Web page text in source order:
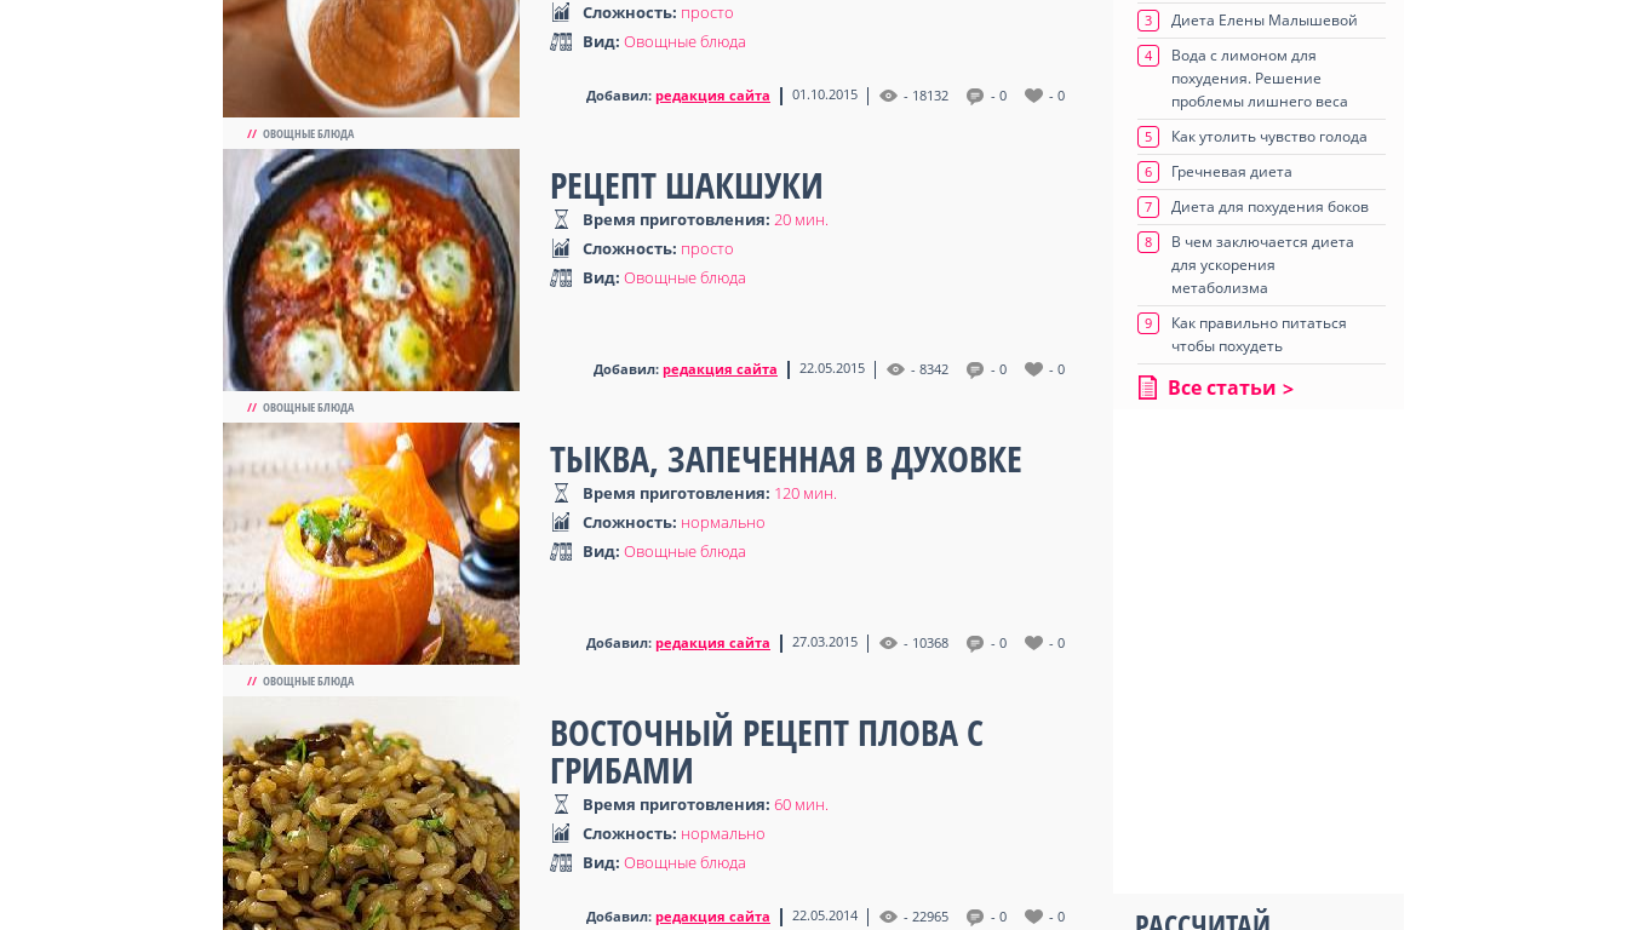
Добавил: редакция сайта 01.10.2015 - 18132 - 0 - 0
Сложность: просто
Вид: Овощные блюда
// ОВОЩНЫЕ БЛЮДА
РЕЦЕПТ ШАКШУКИ
Добавил: редакция сайта 22.05.2015 - 8342 - 0 - 0
Время приготовления: 20 мин.
Сложность: просто
Вид: Овощные блюда
// ОВОЩНЫЕ БЛЮДА
ТЫКВА, ЗАПЕЧЕННАЯ В ДУХОВКЕ
Добавил: редакция сайта 27.03.2015 - 10368 - 0 - 0
Время приготовления: 120 мин.
Сложность: нормально
Вид: Овощные блюда
// ОВОЩНЫЕ БЛЮДА
ВОСТОЧНЫЙ РЕЦЕПТ ПЛОВА С
ГРИБАМИ
Добавил: редакция сайта 22.05.2014 - 22965 - 0 - 0
Время приготовления: 60 мин.
Сложность: нормально
Вид: Овощные блюда
3 Диета Елены Малышевой
4
Вода с лимоном для
похудения. Решение
проблемы лишнего веса
5 Как утолить чувство голода
6 Гречневая диета
7 Диета для похудения боков
8
В чем заключается диета
для ускорения
метаболизма
9
Как правильно питаться
чтобы похудеть
Все статьи